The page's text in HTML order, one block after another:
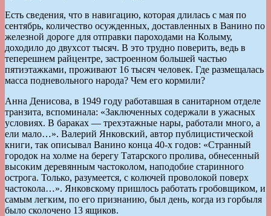
Есть сведения, что в навигацию, которая длилась с мая по
сентябрь, количество осужденных, доставленных в Ванино по
железной дороге для отправки пароходами на Колыму,
доходило до двухсот тысяч. В это трудно поверить, ведь в
теперешнем райцентре, застроенном большей частью
пятиэтажками, проживают 16 тысяч человек. Где размещалась
масса подневольного народа? Чем его кормили?
Анна Денисова, в 1949 году работавшая в санитарном отделе
транзита, вспоминала: «Заключенных содержали в ужасных
условиях. В бараках — трехэтажные нары, работали много, а
ели мало…». Валерий Янковский, автор публицистической
книги, так описывал Ванино конца 40-х годов: «Странный
городок на холме на берегу Татарского пролива, обнесенный
высоким деревянным частоколом, наподобие старинного
острога. Только, разумеется, с колючей проволокой поверх
частокола…». Янковскому пришлось работать гробовщиком, и
самым легким, по его признанию, был день, когда из горбыля
было сколочено 13 ящиков.